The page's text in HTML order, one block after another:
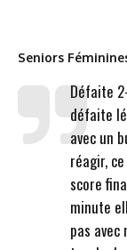
Seniors
Défaite
défaite
avec un
réagir,
score
minute
pas